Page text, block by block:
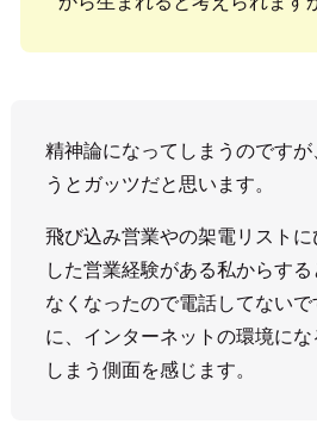
精神論になってしまうのです
うとガッツだと思います。
飛び込み営業やの架電リスト
した営業経験がある私からす
なくなったので電話してない
に、インターネットの環境に
しまう側面を感じます。